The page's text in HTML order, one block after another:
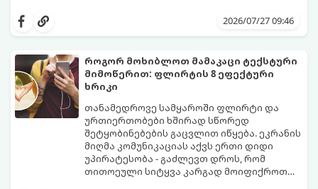
ფიზიოლოგიური და ფსიქოლოგიური
მოთმინებას მოითხოვს.
როგორ გახადოთ ეს პროცესი2026/07/27 09:46
როგორ მოხიბლოთ მამაკაცი ტექსტური
მიმოწერით: ფლირტის 8 ეფექტური
ხრიკი
თანამედროვე სამყაროში ფლირტი და
ურთიერთობები ხშირად სწორედ
შეტყობინებების გაცვლით იწყება. ეკრანის
მიღმა კომუნიკაციას აქვს ერთი დიდი
უპირატესობა - გაძლევთ დროს, რომ
თითოეული სიტყვა კარგად მოიფიქროთ